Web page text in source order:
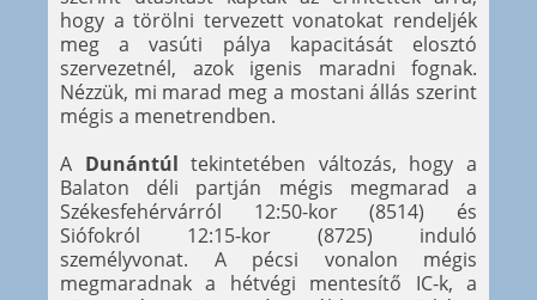
hogy a törölni tervezett vonatokat rendeljék
meg a vasúti pálya kapacitását elosztó
szervezetnél, azok igenis maradni fognak.
Nézzük, mi marad meg a mostani állás szerint
mégis a menetrendben.
A Dunántúl tekintetében változás, hogy a
Balaton déli partján mégis megmarad a
Székesfehérvárról 12:50-kor (8514) és
Siófokról 12:15-kor (8725) induló
személyvonat. A pécsi vonalon mégis
megmaradnak a hétvégi mentesítő IC-k, a